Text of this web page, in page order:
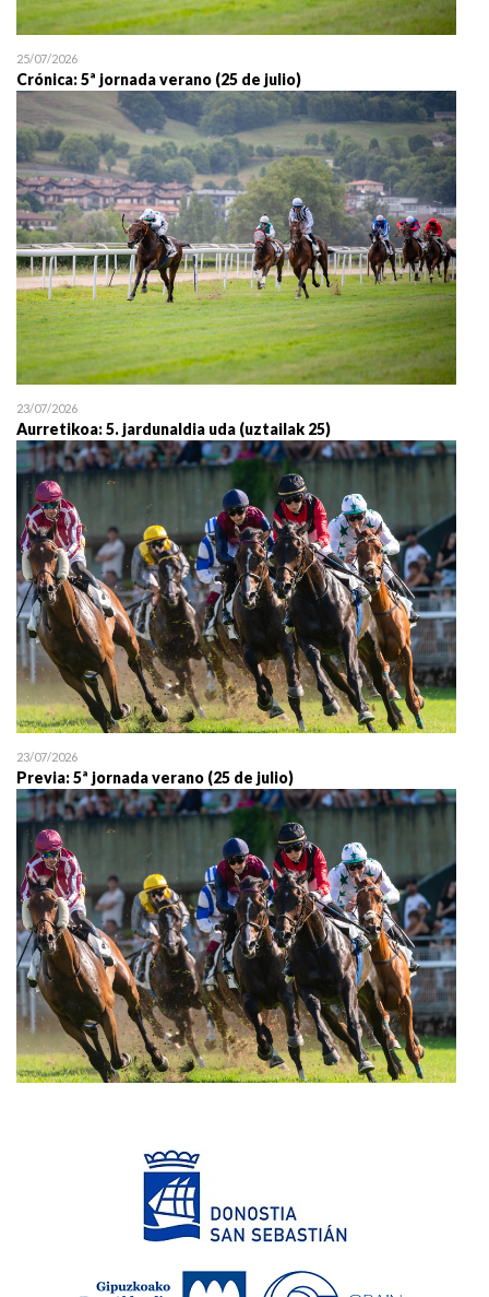
25/07/2026
Crónica: 5ª jornada verano (25 de julio)
23/07/2026
Aurretikoa: 5. jardunaldia uda (uztailak 25)
23/07/2026
Previa: 5ª jornada verano (25 de julio)